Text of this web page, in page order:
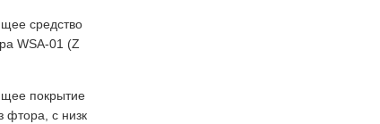
средство
WSA-01 (Z
покрытие
фтора, с низк